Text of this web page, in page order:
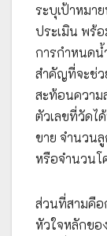
ระบุเป้าหมา
ประเมิน พร้
การกำหนดน้
สำคัญที่จะช่ว
สะท้อนความ
ตัวเลขที่วัดไ
ขาย จำนวน
หรือจำนวนโ
ส่วนที่สามคือ
หัวใจหลักขอ